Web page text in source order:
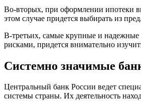
Во-вторых, при оформлении ипотеки
этом случае придется выбирать из
В-третьих, самые крупные и надежные
рисками, придется внимательно
Системно значимые
Центральный банк России ведет
системы страны. Их деятельность